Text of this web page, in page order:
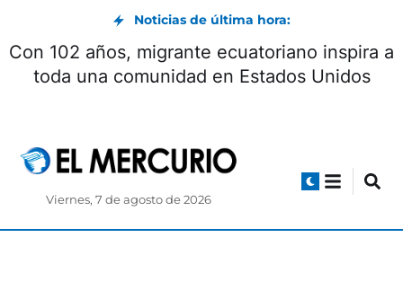
Noticias de última hora:
con Milei concluyó con la firma de
seis acuerdos
Viernes, 7 de agosto de 2026